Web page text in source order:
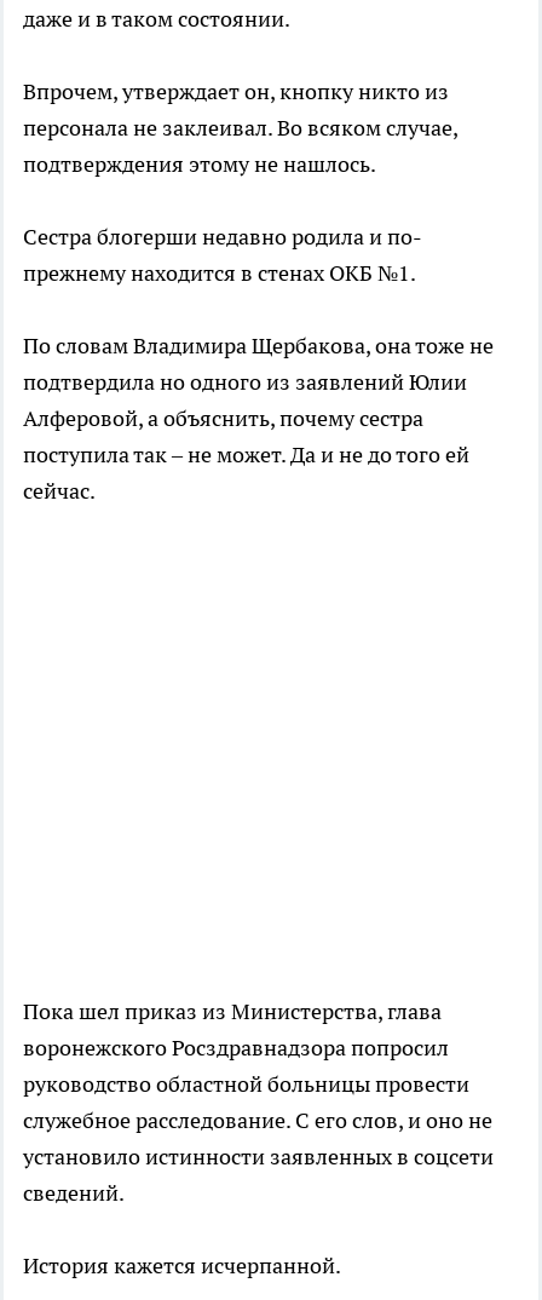
даже и в таком состоянии.
Впрочем, утверждает он, кнопку никто из
персонала не заклеивал. Во всяком случае,
подтверждения этому не нашлось.
Сестра блогерши недавно родила и по-
прежнему находится в стенах ОКБ №1.
По словам Владимира Щербакова, она тоже не
подтвердила но одного из заявлений Юлии
Алферовой, а объяснить, почему сестра
поступила так – не может. Да и не до того ей
сейчас.
Пока шел приказ из Министерства, глава
воронежского Росздравнадзора попросил
руководство областной больницы провести
служебное расследование. С его слов, и оно не
установило истинности заявленных в соцсети
сведений.
История кажется исчерпанной.